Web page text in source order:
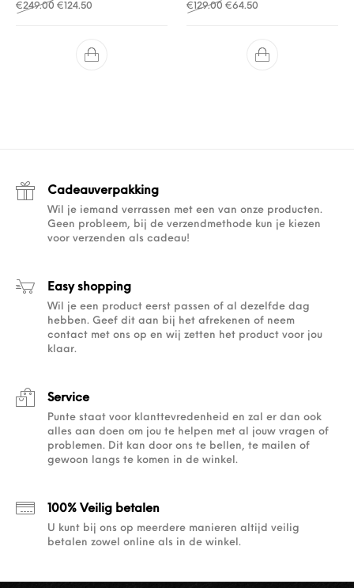
€249.00 Oorspronkelijke prijs was: €249.00.
€124.50 Huidige prijs is: €124.50.
€129.00 Oorspronkelijke prijs was:
€64.50
Cadeauverpakking
Wil je iemand verrassen met een van onze producten.
Geen probleem, bij de verzendmethode kun je kiezen
voor verzenden als cadeau!
Easy shopping
Wil je een product eerst passen of al dezelfde dag
hebben. Geef dit aan bij het afrekenen of neem
contact met ons op en wij zetten het product voor jou
klaar.
Service
Punte staat voor klanttevredenheid en zal er dan ook
alles aan doen om jou te helpen met al jouw vragen of
problemen. Dit kan door ons te bellen, te mailen of
gewoon langs te komen in de winkel.
100% Veilig betalen
U kunt bij ons op meerdere manieren altijd veilig
betalen zowel online als in de winkel.